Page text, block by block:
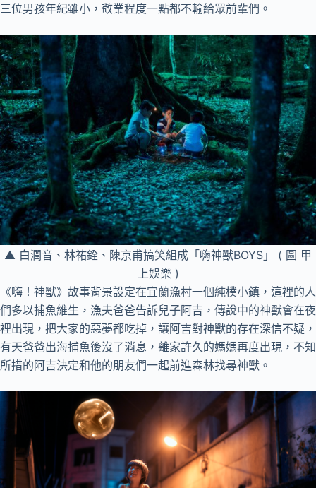
三位男孩年紀雖小，敬業程度一點都不輸給眾前輩們。
▲ 白潤音、林祐銓、陳京甫搞笑組成「嗨神獸BOYS」 ( 圖 甲
上娛樂 )
《嗨！神獸》故事背景設定在宜蘭漁村一個純樸小鎮，這裡的人
們多以捕魚維生，漁夫爸爸告訴兒子阿吉，傳說中的神獸會在夜
裡出現，把大家的惡夢都吃掉，讓阿吉對神獸的存在深信不疑，
有天爸爸出海捕魚後沒了消息，離家許久的媽媽再度出現，不知
所措的阿吉決定和他的朋友們一起前進森林找尋神獸。